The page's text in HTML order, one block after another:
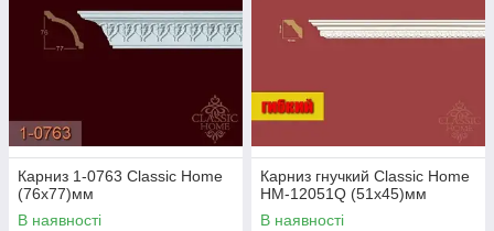
Карниз 1-0763 Classic Home
(76x77)мм
В наявності
Карниз гнучкий Classic Home
HM-12051Q (51х45)мм
В наявності